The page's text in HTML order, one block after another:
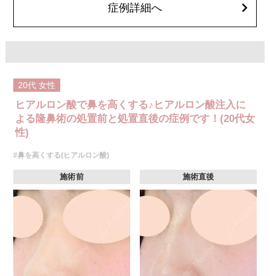
クレヴィエルコントア・クレヴィエルプライム 1部位79,100円(税込)～
ボリューマ 1部位92,300円(税込)～327,800円(税込)
オプション 表面麻酔 3,300円(税込) 笑気麻酔 3,300円(税込)
症例詳細へ
20代 女性
ヒアルロン酸で鼻を高くする♪ヒアルロン酸注入に
よる隆鼻術の処置前と処置直後の症例です！(20代女
性)
#鼻を高くする(ヒアルロン酸)
施術前 施術直後